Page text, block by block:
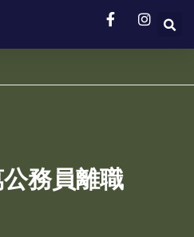
務員離職